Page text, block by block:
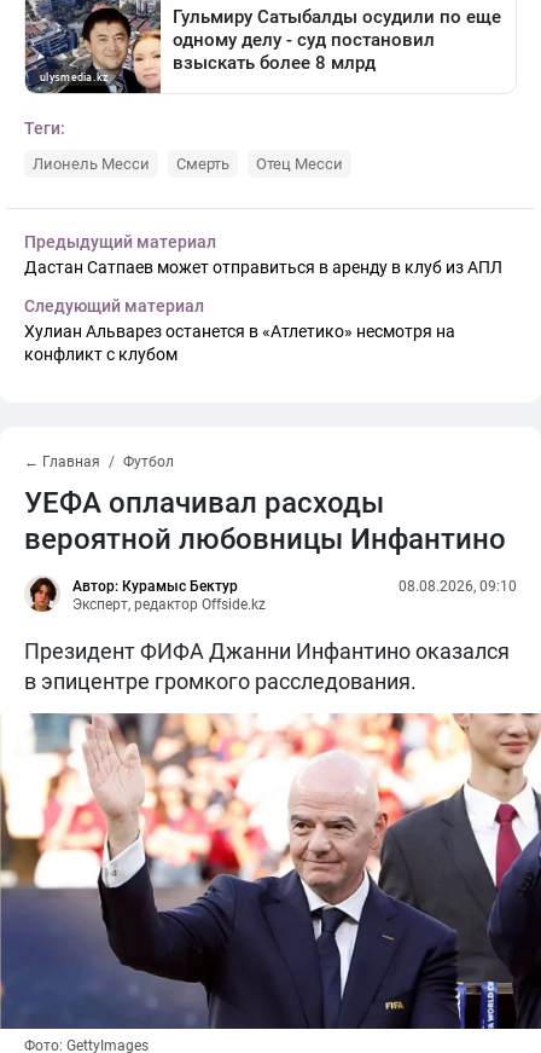
Теги:
Лионель Месси Смерть Отец Месси
Предыдущий материал
Дастан Сатпаев может отправиться в аренду в клуб из АПЛ
Следующий материал
Хулиан Альварез останется в «Атлетико» несмотря на
конфликт с клубом
← Главная Футбол
УЕФА оплачивал расходы
вероятной любовницы Инфантино
Автор: Курамыс Бектур
Эксперт, редактор Offside.kz
08.08.2026, 09:10
Президент ФИФА Джанни Инфантино оказался
в эпицентре громкого расследования.
Фото: GettyImages